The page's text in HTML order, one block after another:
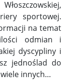
sportowej.
na temat
odmian i
dyscypliny i
jednoślad do
innych…